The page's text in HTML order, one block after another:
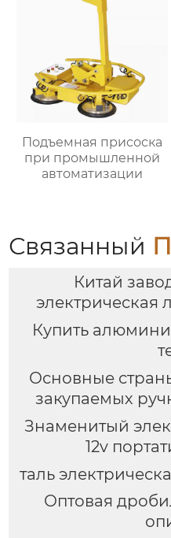
Подъемная присоска
при промышленной
автоматизации
Связанный
Китай
электрическая
Купить
Основные
закупаемых
Знаменитый
12v
таль
Оптовая